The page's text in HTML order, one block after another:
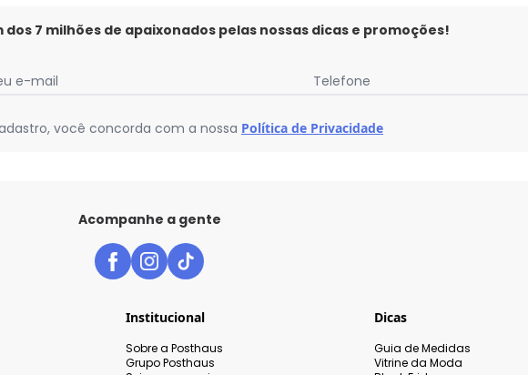
dos 7 milhões de apaixonados pelas nossas dicas e promoções!
e-mail Telefone
você concorda com a nossa Política de Privacidade
Acompanhe a gente
Institucional
Sobre a Posthaus
Grupo Posthaus
Dicas
Guia de Medidas
Vitrine da Moda